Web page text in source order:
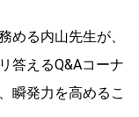
める内山先生が、
答えるQ&Aコーナ
瞬発力を高めるこ